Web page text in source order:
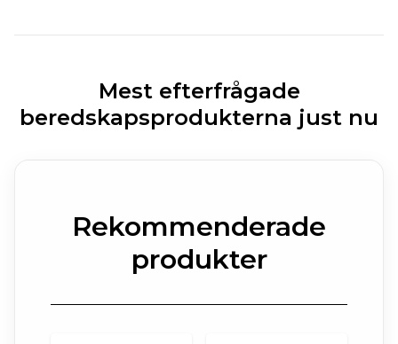
Mest efterfrågade
beredskapsprodukterna just nu
Rekommenderade
produkter